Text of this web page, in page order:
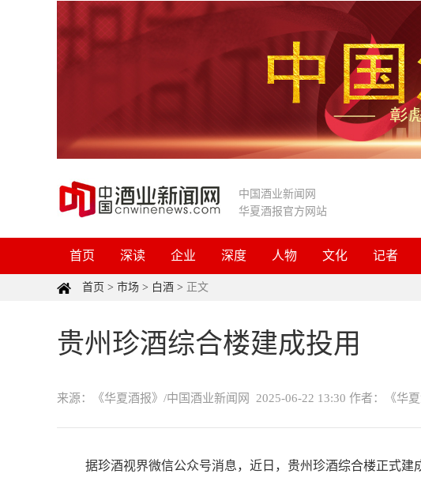
中国酒业新闻网
华夏酒报官方网站
首页 深读 企业 深度 人物 文化 记者
首页 > 市场 > 白酒 > 正文
贵州珍酒综合楼建成投用
来源：《华夏酒报》/中国酒业新闻网 2025-06-22 13:30 作者：《华
据珍酒视界微信公众号消息，近日，贵州珍酒综合楼正式